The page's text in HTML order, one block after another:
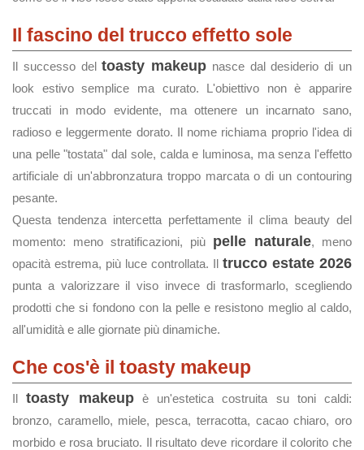
Il fascino del trucco effetto sole
Il successo deltoasty makeup nasce dal desiderio di un
look estivo semplice ma curato. L'obiettivo non è apparire
truccati in modo evidente, ma ottenere un incarnato sano,
radioso e leggermente dorato. Il nome richiama proprio l'idea di
una pelle "tostata" dal sole, calda e luminosa, ma senza l'effetto
artificiale di un'abbronzatura troppo marcata o di un contouring
pesante.
Questa tendenza intercetta perfettamente il clima beauty del
momento: meno stratificazioni, più pelle naturale, meno
opacità estrema, più luce controllata. Il trucco estate 2026
punta a valorizzare il viso invece di trasformarlo, scegliendo
prodotti che si fondono con la pelle e resistono meglio al caldo,
all'umidità e alle giornate più dinamiche.
Che cos'è il toasty makeup
Iltoasty makeupè un'estetica costruita su toni caldi:
bronzo, caramello, miele, pesca, terracotta, cacao chiaro, oro
morbido e rosa bruciato. Il risultato deve ricordare il colorito che